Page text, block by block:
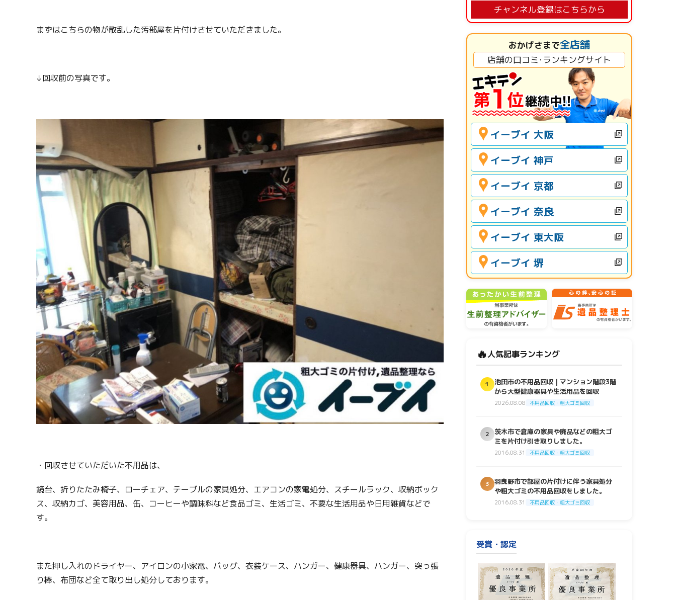
まずはこちらの物が散乱した汚部屋を片付けさせていただきました。
↓回収前の写真です。
・回収させていただいた不用品は、
鏡台、折りたたみ椅子、ローチェア、テーブルの家具処分、エアコンの家電処分、スチールラック、収納ボック
ス、収納カゴ、美容用品、缶、コーヒーや調味料など食品ゴミ、生活ゴミ、不要な生活用品や日用雑貨などで
す。
また押し入れのドライヤー、アイロンの小家電、バッグ、衣装ケース、ハンガー、健康器具、ハンガー、突っ張
り棒、布団など全て取り出し処分しております。
チャンネル登録はこちらから
おかげさまで全店舗
店舗の口コミ･ランキングサイト
イーブイ 大阪
イーブイ 神戸
イーブイ 京都
イーブイ 奈良
イーブイ 東大阪
イーブイ 堺
🔥人気記事ランキング
1
池田市の不用品回収｜マンション階段3階
から大型健康器具や生活用品を回収
2026.08.08 不用品回収・粗大ゴミ回収
2
茨木市で倉庫の家具や廃品などの粗大ゴ
ミを片付け引き取りしました。
2016.08.31 不用品回収・粗大ゴミ回収
3
羽曳野市で部屋の片付けに伴う家具処分
や粗大ゴミの不用品回収をしました。
2016.08.31 不用品回収・粗大ゴミ回収
受賞・認定